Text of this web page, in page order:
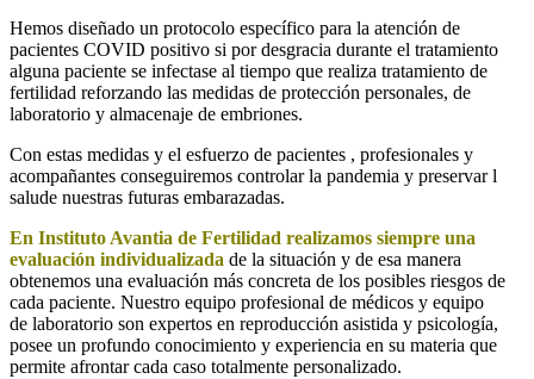
Hemos diseñado un protocolo específico para la atención de
pacientes COVID positivo si por desgracia durante el tratamiento
alguna paciente se infectase al tiempo que realiza tratamiento de
fertilidad reforzando las medidas de protección personales, de
laboratorio y almacenaje de embriones.
Con estas medidas y el esfuerzo de pacientes , profesionales y
acompañantes conseguiremos controlar la pandemia y preservar l
salude nuestras futuras embarazadas.
En Instituto Avantia de Fertilidad realizamos siempre una
evaluación individualizada de la situación y de esa manera
obtenemos una evaluación más concreta de los posibles riesgos de
cada paciente. Nuestro equipo profesional de médicos y equipo
de laboratorio son expertos en reproducción asistida y psicología,
posee un profundo conocimiento y experiencia en su materia que
permite afrontar cada caso totalmente personalizado.